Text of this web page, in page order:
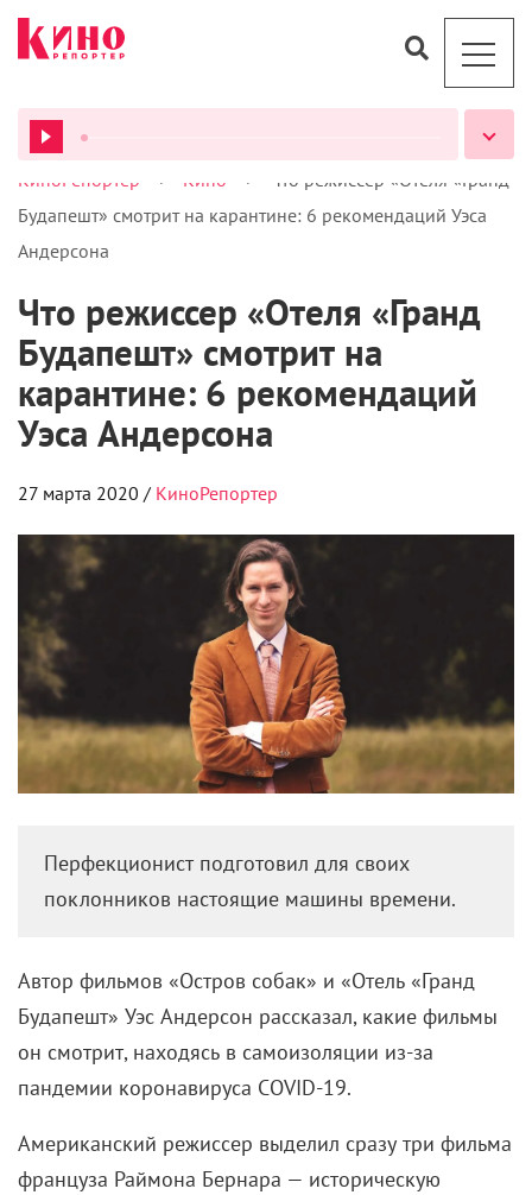
ВСЕ ПОДКАСТЫ
КиноРепортер > Кино >
Что режиссер «Отеля «Гранд
Будапешт» смотрит на карантине: 6 рекомендаций Уэса
Андерсона
Что режиссер «Отеля «Гранд
Будапешт» смотрит на
карантине: 6 рекомендаций
Уэса Андерсона
27 марта 2020 / КиноРепортер
Перфекционист подготовил для своих
поклонников настоящие машины времени.
Автор фильмов «Остров собак» и «Отель «Гранд
Будапешт» Уэс Андерсон рассказал, какие фильмы
он смотрит, находясь в самоизоляции из-за
пандемии коронавируса COVID-19.
Американский режиссер выделил сразу три фильма
француза Раймона Бернара — историческую